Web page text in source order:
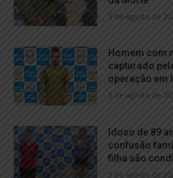
5 de agosto de
Homem com
capturado
operação em
5 de agosto de
Idoso de 89
confusão
filha são
5 de agosto de